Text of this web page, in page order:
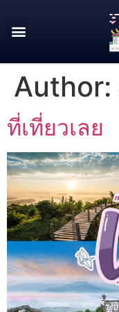
Author:
ที่เที่ยวเลย